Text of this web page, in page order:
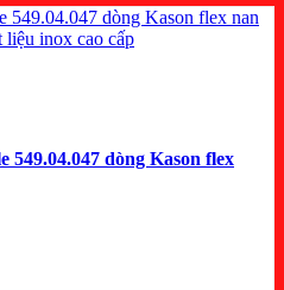
549.04.047 dòng Kason flex